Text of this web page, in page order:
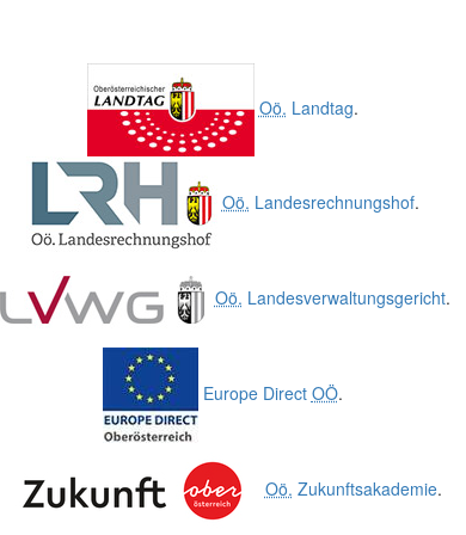
Oö. Landtag.
Oö. Landesrechnungshof.
Oö. Landesverwaltungsgericht.
Europe Direct OÖ.
Oö. Zukunftsakademie.